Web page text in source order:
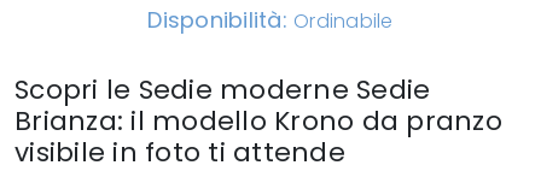
Disponibilità: Ordinabile
Scopri le Sedie moderne Sedie
Brianza: il modello Krono da pranzo
visibile in foto ti attende